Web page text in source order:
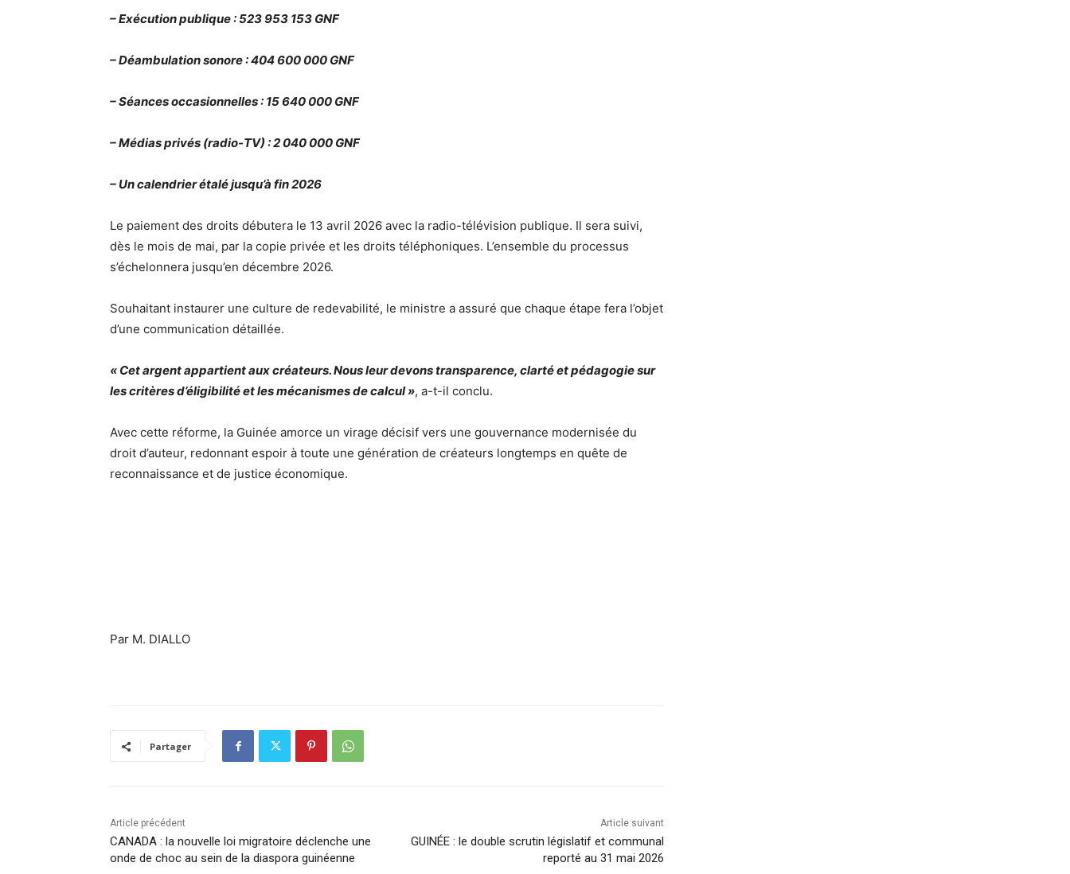
– Exécution publique : 523 953 153 GNF
– Déambulation sonore : 404 600 000 GNF
– Séances occasionnelles : 15 640 000 GNF
– Médias privés (radio-TV) : 2 040 000 GNF
– Un calendrier étalé jusqu’à fin 2026
Le paiement des droits débutera le 13 avril 2026 avec la radio-télévision publique. Il sera suivi,
dès le mois de mai, par la copie privée et les droits téléphoniques. L’ensemble du processus
s’échelonnera jusqu’en décembre 2026.
Souhaitant instaurer une culture de redevabilité, le ministre a assuré que chaque étape fera l’objet
d’une communication détaillée.
« Cet argent appartient aux créateurs. Nous leur devons transparence, clarté et pédagogie sur
les critères d’éligibilité et les mécanismes de calcul », a-t-il conclu.
Avec cette réforme, la Guinée amorce un virage décisif vers une gouvernance modernisée du
droit d’auteur, redonnant espoir à toute une génération de créateurs longtemps en quête de
reconnaissance et de justice économique.
Par M. DIALLO
Partager
Article précédent
CANADA : la nouvelle loi migratoire déclenche une
onde de choc au sein de la diaspora guinéenne
Article suivant
GUINÉE : le double scrutin législatif et communal
reporté au 31 mai 2026